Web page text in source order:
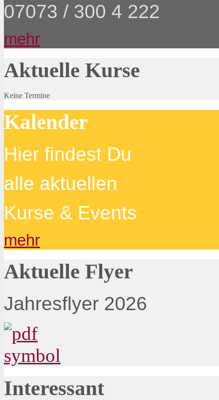
07073 / 300 4 222
mehr
Aktuelle Kurse
Keine Termine
Kalender
Hier findest Du
alle aktuellen
Kurse & Events
mehr
Aktuelle Flyer
Jahresflyer 2026
Interessant